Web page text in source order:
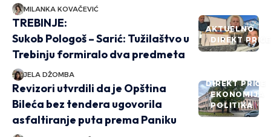
MILANKA KOVAČEVIĆ
AKTUELNO
DIREKT PRIČE
TREBINJE:
Sukob Pologoš – Sarić: Tužilaštvo u
Trebinju formiralo dva predmeta
JELA DŽOMBA
DIREKT PRIČE
EKONOMIJA
POLITIKA
Revizori utvrdili da je Opština
Bileća bez tendera ugovorila
asfaltiranje puta prema Paniku